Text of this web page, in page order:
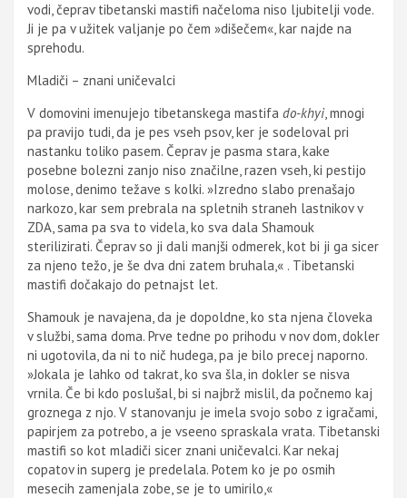
vodi, čeprav tibetanski mastifi načeloma niso ljubitelji vode.
Ji je pa v užitek valjanje po čem »dišečem«, kar najde na
sprehodu.
Mladiči – znani uničevalci
V domovini imenujejo tibetanskega mastifa do-khyi, mnogi
pa pravijo tudi, da je pes vseh psov, ker je sodeloval pri
nastanku toliko pasem. Čeprav je pasma stara, kake
posebne bolezni zanjo niso značilne, razen vseh, ki pestijo
molose, denimo težave s kolki. »Izredno slabo prenašajo
narkozo, kar sem prebrala na spletnih straneh lastnikov v
ZDA, sama pa sva to videla, ko sva dala Shamouk
sterilizirati. Čeprav so ji dali manjši odmerek, kot bi ji ga sicer
za njeno težo, je še dva dni zatem bruhala,« . Tibetanski
mastifi dočakajo do petnajst let.
Shamouk je navajena, da je dopoldne, ko sta njena človeka
v službi, sama doma. Prve tedne po prihodu v nov dom, dokler
ni ugotovila, da ni to nič hudega, pa je bilo precej naporno.
»Jokala je lahko od takrat, ko sva šla, in dokler se nisva
vrnila. Če bi kdo poslušal, bi si najbrž mislil, da počnemo kaj
groznega z njo. V stanovanju je imela svojo sobo z igračami,
papirjem za potrebo, a je vseeno spraskala vrata. Tibetanski
mastifi so kot mladiči sicer znani uničevalci. Kar nekaj
copatov in superg je predelala. Potem ko je po osmih
mesecih zamenjala zobe, se je to umirilo,«